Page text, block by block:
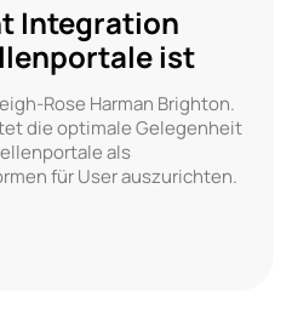
Integration
ist
Rose Harman Brighton.
die optimale Gelegenheit
als
für User auszurichten.